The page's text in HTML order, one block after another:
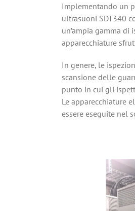
Implementando un
ultrasuoni SDT340
un’ampia gamma
apparecchiature
In genere, le
scansione delle
punto in cui gli
Le apparecchiature
essere eseguite nel